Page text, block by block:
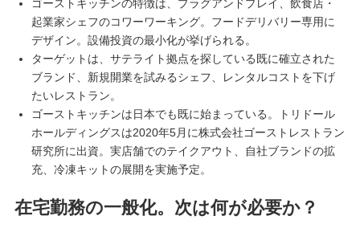
ゴーストキッチンの特徴は、プラグアンドプレイ、飲食店・
起業家シェフのコワーワーキング。フードデリバリー専用に
デザイン。設備投資の最小化が挙げられる。
ターゲットは、サテライト拠点を探している既に確立された
ブランド、新規開業を試みるシェフ、レンタルコストを下げ
たいレストラン。
ゴーストキッチンは日本でも既に始まっている。トリドール
ホールディングスは2020年5月に株式会社ゴーストレストラン
研究所に出資。実店舗でのテイクアウト、自社ブランドの拡
充、冷凍キットの展開を実施予定。
在宅勤務の一般化。次は何が必要か？